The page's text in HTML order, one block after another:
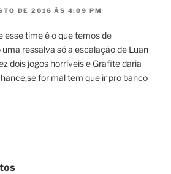
DE 2016 ÀS 4:09 PM
esse time é o que temos de
uma ressalva só a escalação de Luan
dois jogos horríveis e Grafite daria
for mal tem que ir pro banco